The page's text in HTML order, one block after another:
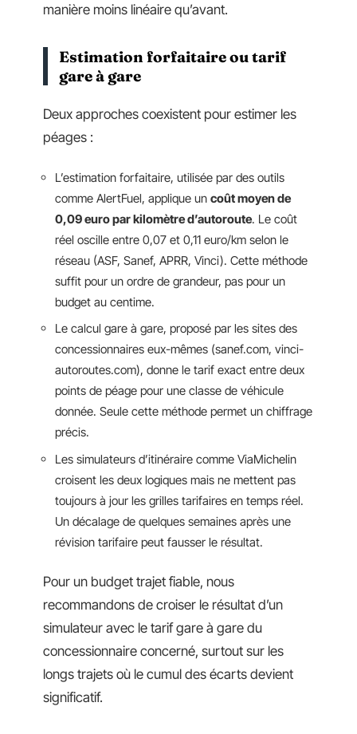
manière moins linéaire qu’avant.
Estimation forfaitaire ou tarif
gare à gare
Deux approches coexistent pour estimer les
péages :
L’estimation forfaitaire, utilisée par des outils
comme AlertFuel, applique un coût moyen de
0,09 euro par kilomètre d’autoroute. Le coût
réel oscille entre 0,07 et 0,11 euro/km selon le
réseau (ASF, Sanef, APRR, Vinci). Cette méthode
suffit pour un ordre de grandeur, pas pour un
budget au centime.
Le calcul gare à gare, proposé par les sites des
concessionnaires eux-mêmes (sanef.com, vinci-
autoroutes.com), donne le tarif exact entre deux
points de péage pour une classe de véhicule
donnée. Seule cette méthode permet un chiffrage
précis.
Les simulateurs d’itinéraire comme ViaMichelin
croisent les deux logiques mais ne mettent pas
toujours à jour les grilles tarifaires en temps réel.
Un décalage de quelques semaines après une
révision tarifaire peut fausser le résultat.
Pour un budget trajet fiable, nous
recommandons de croiser le résultat d’un
simulateur avec le tarif gare à gare du
concessionnaire concerné, surtout sur les
longs trajets où le cumul des écarts devient
significatif.